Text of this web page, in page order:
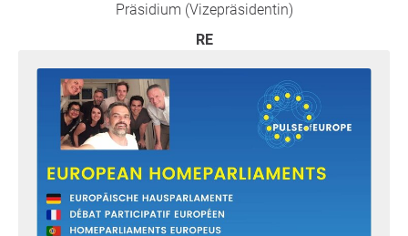
Präsidium (Vizepräsidentin)
RE